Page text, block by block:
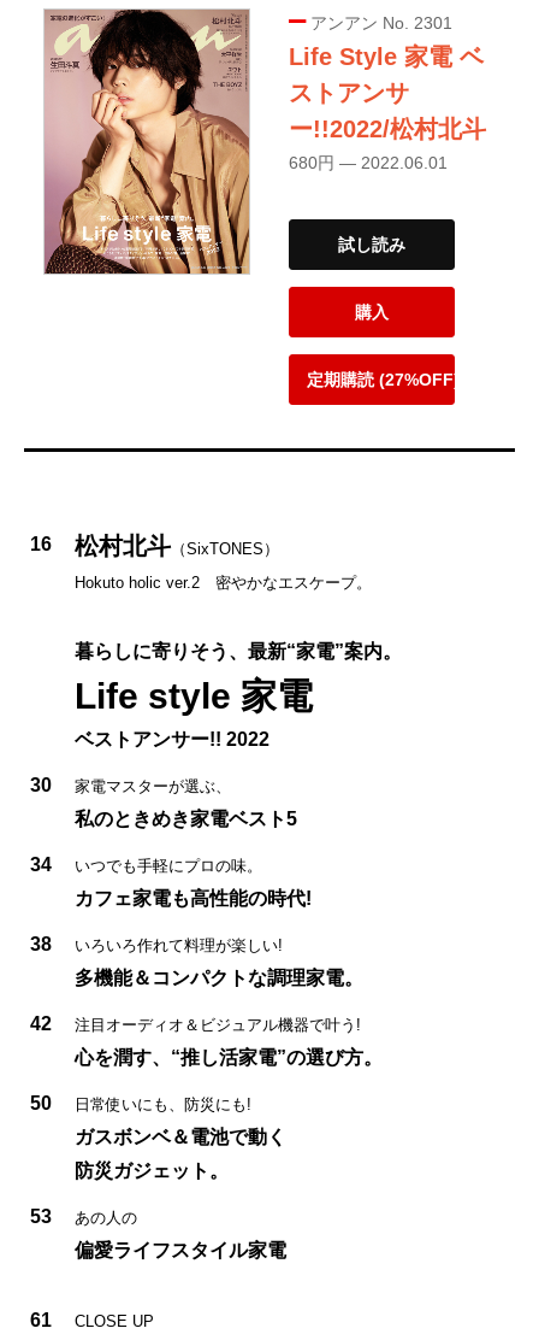
アンアン No. 2301
Life Style 家電 ベ
ストアンサ
ー!!2022/松村北斗
680円 — 2022.06.01
試し読み
購入
定期購読 (27%OFF)
16 松村北斗（SixTONES）
Hokuto holic ver.2 密やかなエスケープ。
暮らしに寄りそう、最新“家電”案内。
Life style 家電
ベストアンサー!! 2022
30 家電マスターが選ぶ、
私のときめき家電ベスト5
34 いつでも手軽にプロの味。
カフェ家電も高性能の時代!
38 いろいろ作れて料理が楽しい!
多機能＆コンパクトな調理家電。
42 注目オーディオ＆ビジュアル機器で叶う!
心を潤す、“推し活家電”の選び方。
50 日常使いにも、防災にも!
ガスボンベ＆電池で動く
防災ガジェット。
53 あの人の
偏愛ライフスタイル家電
61 CLOSE UP